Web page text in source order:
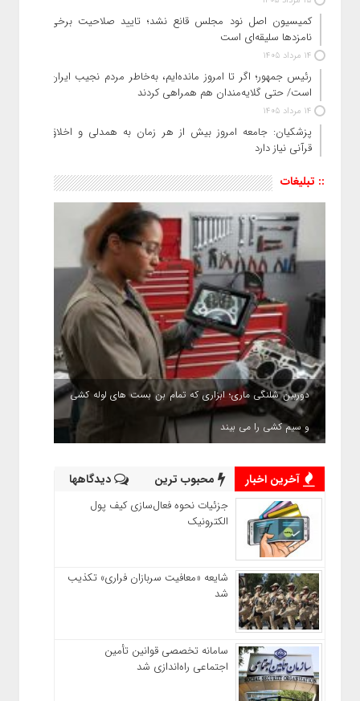
کمیسیون اصل نود مجلس قانع نشد؛ تایید صلاحیت برخی
نامزدها سلیقه‌ای است
14 مرداد 1405
رئیس‌ جمهور؛ اگر تا امروز مانده‌ایم، به‌خاطر مردم نجیب ایران
است/ حتی گلایه‌مندان هم همراهی کردند
14 مرداد 1405
پزشکیان: جامعه امروز بیش از هر زمان به همدلی و اخلاق
قرآنی نیاز دارد
:: تبلیغات
دوربین شلنگی ماری؛ ابزاری که تمام بن بست های لوله کشی
و سیم کشی را می بیند
آخرین اخبار محبوب ترین دیدگاهها
جزئیات نحوه فعال‌سازی کیف پول
الکترونیک
شایعه «معافیت سربازان فراری» تکذیب
شد
سامانه تخصصی قوانین تأمین
اجتماعی راه‌اندازی شد